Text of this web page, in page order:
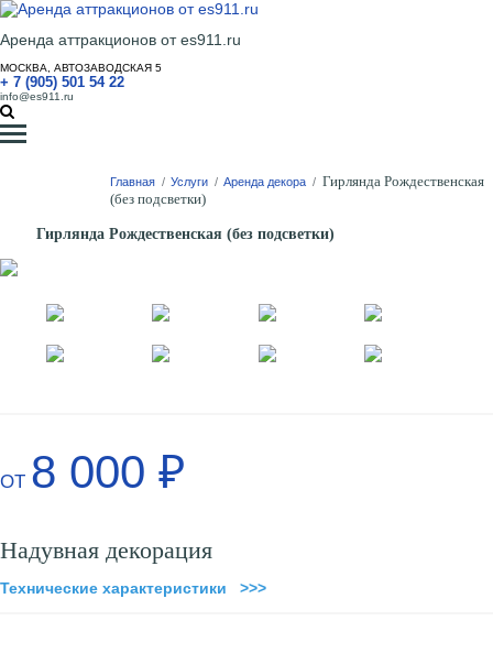
Аренда аттракционов от es911.ru
МОСКВА, АВТОЗАВОДСКАЯ 5
+ 7 (905) 501 54 22
info@es911.ru
Главная / Услуги / Аренда декора / Гирлянда Рождественская
(без подсветки)
Гирлянда Рождественская (без подсветки)
ОТ 8 000 ₽
Надувная декорация
Технические характеристики >>>